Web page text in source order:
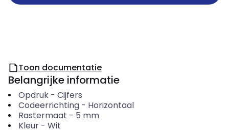
Toon documentatie
Belangrijke informatie
Opdruk- Cijfers
Codeerrichting- Horizontaal
Rastermaat - 5 mm
Kleur- Wit